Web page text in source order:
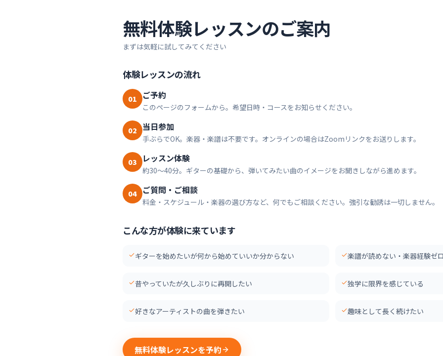
無料体験レッスンのご案内
まずは気軽に試してみてください
体験レッスンの流れ
01 ご予約
このページのフォームから。希望日時・コースをお知らせください。
02 当日参加
手ぶらでOK。楽器・楽譜は不要です。オンラインの場合はZoomリンクをお送りします。
03 レッスン体験
約30〜40分。ギターの基礎から、弾いてみたい曲のイメージをお聞きしながら進めます。
04 ご質問・ご相談
料金・スケジュール・楽器の選び方など、何でもご相談ください。強引な勧誘は一切しません。
こんな方が体験に来ています
ギターを始めたいが何から始めていいか分からない 楽譜が読めない・楽器経験ゼ
昔やっていたが久しぶりに再開したい 独学に限界を感じている
好きなアーティストの曲を弾きたい 趣味として長く続けたい
無料体験レッスンを予約